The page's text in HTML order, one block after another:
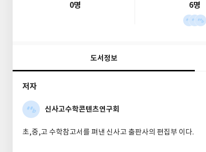
0명 6명
도서정보
저자
신사고수학콘텐츠연구회
초,중,고 수학참고서를 펴낸 신사고 출판사의 편집부 이다.